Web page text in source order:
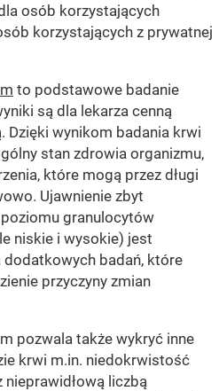
osób korzystających
korzystających z prywatnej
to podstawowe badanie
są dla lekarza cenną
Dzięki wynikom badania krwi
stan zdrowia organizmu,
które mogą przez długi
Ujawnienie zbyt
granulocytów
niskie i wysokie) jest
badań, które
przyczyny zmian
pozwala także wykryć inne
krwi m.in. niedokrwistość
nieprawidłową liczbą